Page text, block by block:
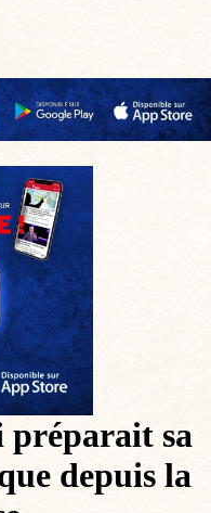
sa
depuis la